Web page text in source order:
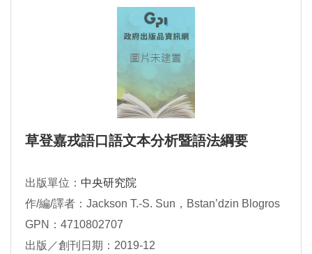
草登嘉戎語口語文本分析暨語法綱要
出版單位： 中央研究院
作/編/譯者：Jackson T.-S. Sun，Bstan’dzin Blogros
GPN：4710802707
出版／創刊日期：2019-12